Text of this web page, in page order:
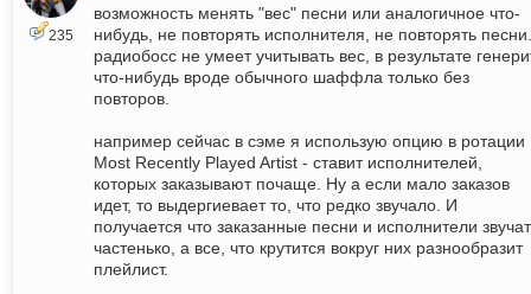
235
возможность менять "вес" песни или аналогичное что-
нибудь, не повторять исполнителя, не повторять песни.
радиобосс не умеет учитывать вес, в результате
что-нибудь вроде обычного шаффла только без
повторов.
например сейчас в сэме я использую опцию в ротации
Most Recently Played Artist - ставит исполнителей,
которых заказывают почаще. Ну а если мало заказов
идет, то выдергиевает то, что редко звучало. И
получается что заказанные песни и исполнители звучат
частенько, а все, что крутится вокруг них разнообразит
плейлист.